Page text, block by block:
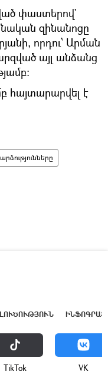
փաստերով`
զինանոցը
որդու՝ Արման
այլ անձանց
հայտարարվել է
ТikТоk VK